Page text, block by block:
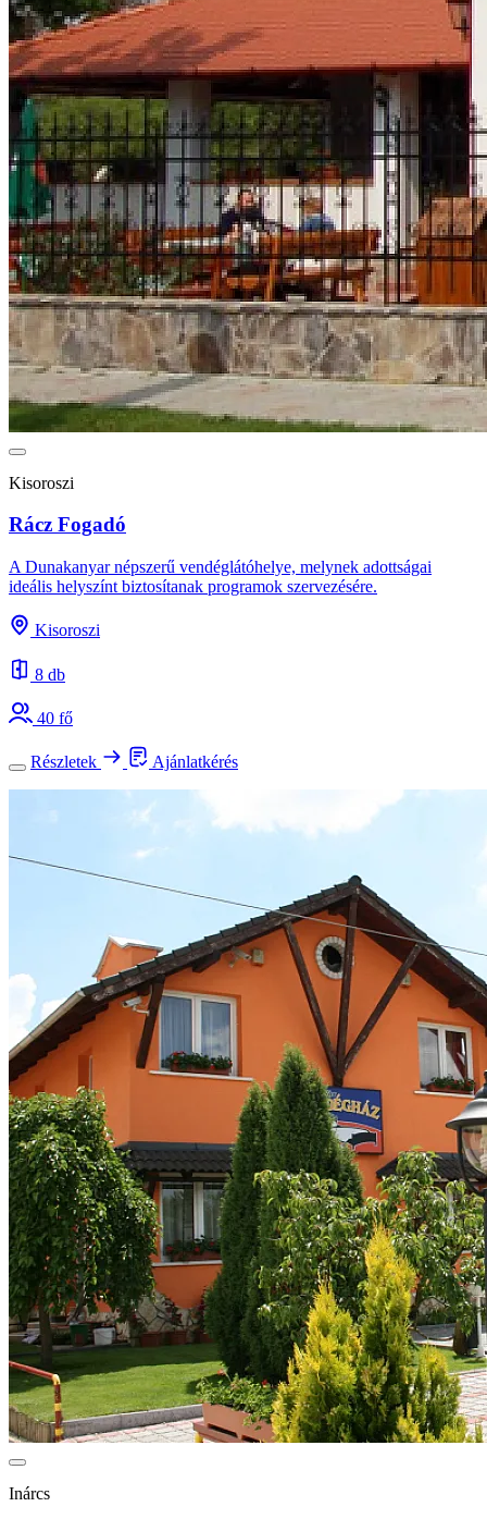
Kisoroszi
Rácz Fogadó
A Dunakanyar népszerű vendéglátóhelye, melynek adottságai
ideális helyszínt biztosítanak programok szervezésére.
Kisoroszi
8 db
40 fő
Részletek Ajánlatkérés
Inárcs